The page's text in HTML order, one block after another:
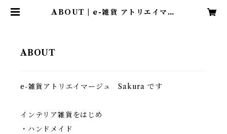
ABOUT | e-雑貨 アトリエイマー
ABOUT
e-雑貨アトリエイマージュ Sakura です
インテリア雑貨をはじめ
・ハンドメイド